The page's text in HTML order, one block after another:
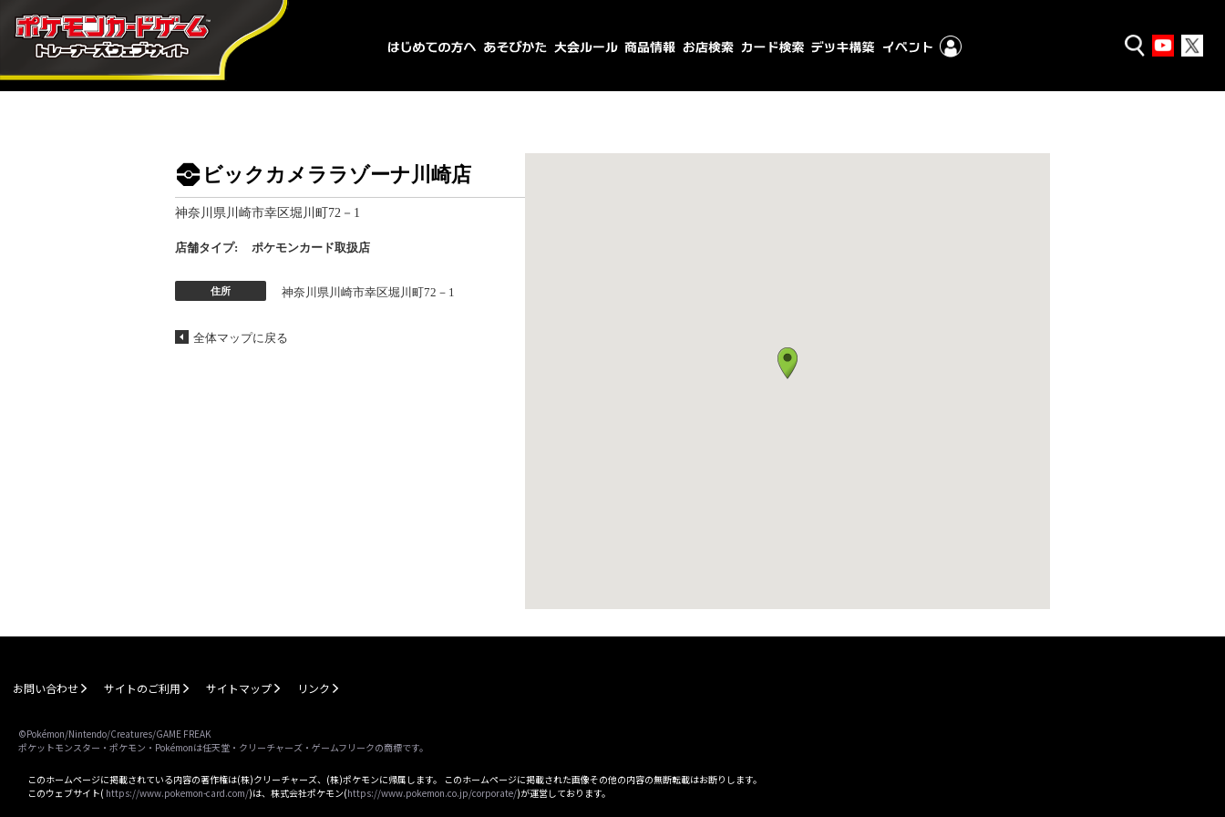
ビックカメララゾーナ川崎店
神奈川県川崎市幸区堀川町72－1
店舗タイプ: ポケモンカード取扱店
住所 神奈川県川崎市幸区堀川町72－1
全体マップに戻る
お問い合わせ サイトのご利用 サイトマップ リンク
©Pokémon/Nintendo/Creatures/GAME FREAK
ポケットモンスター・ポケモン・Pokémonは任天堂・クリーチャーズ・ゲームフリークの商標です。
このホームページに掲載されている内容の著作権は(株)クリーチャーズ、(株)ポケモンに帰属します。 このホームページに掲載された画像その他の内容の無断転載はお断りします。
このウェブサイト( https://www.pokemon-card.com/)は、株式会社ポケモン(https://www.pokemon.co.jp/corporate/)が運営しております。